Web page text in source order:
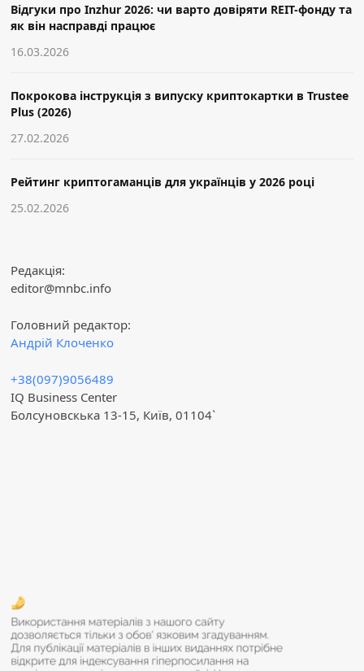
Відгуки про Inzhur 2026: чи варто довіряти REIT-фонду та
як він насправді працює
16.03.2026
Покрокова інструкція з випуску криптокартки в Trustee
Plus (2026)
27.02.2026
Рейтинг криптогаманців для українців у 2026 році
25.02.2026
Редакція:
editor@mnbc.info
Головний редактор:
Андрій Клоченко
+38(097)9056489
IQ Business Center
Болсуновскька 13-15, Київ, 01104`